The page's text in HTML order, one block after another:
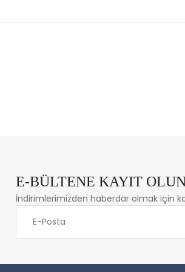
E-BÜLTENE KAYIT
İndirimlerimizden haberdar olmak için